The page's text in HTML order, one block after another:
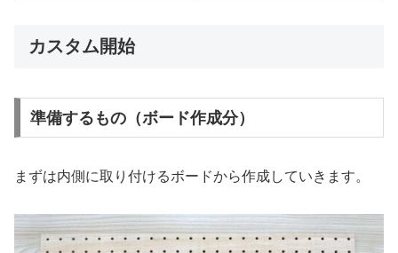
カスタム開始
準備するもの（ボード作成分）
まずは内側に取り付けるボードから作成していきます。